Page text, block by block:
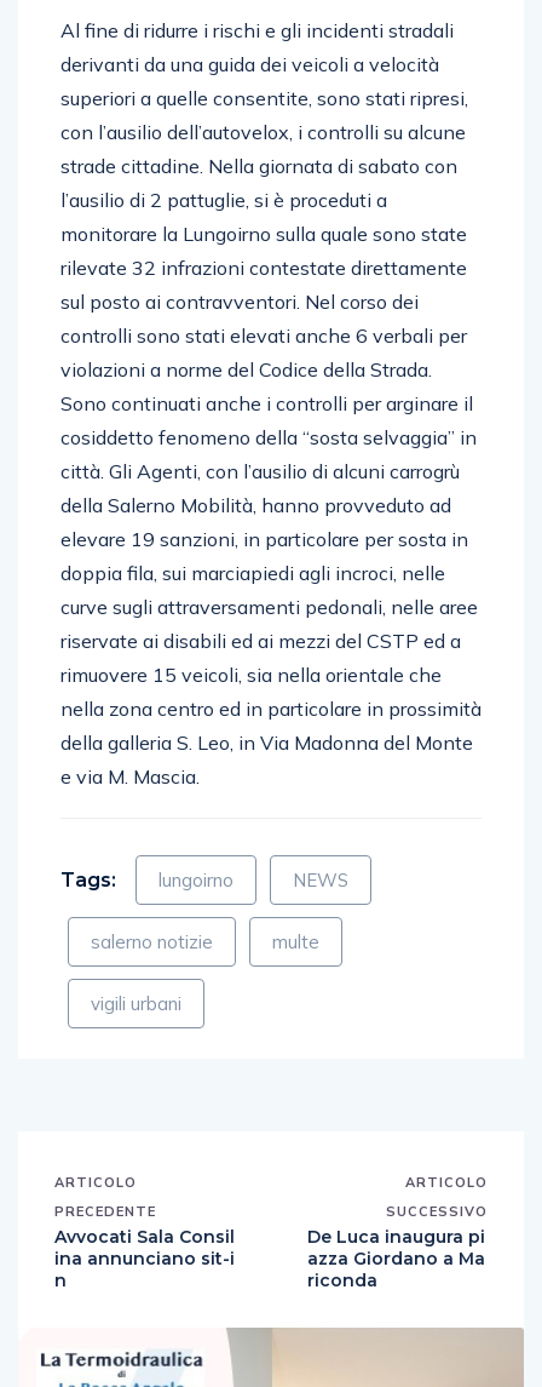
Al fine di ridurre i rischi e gli incidenti stradali
derivanti da una guida dei veicoli a velocità
superiori a quelle consentite, sono stati ripresi,
con l’ausilio dell’autovelox, i controlli su alcune
strade cittadine. Nella giornata di sabato con
l’ausilio di 2 pattuglie, si è proceduti a
monitorare la Lungoirno sulla quale sono state
rilevate 32 infrazioni contestate direttamente
sul posto ai contravventori. Nel corso dei
controlli sono stati elevati anche 6 verbali per
violazioni a norme del Codice della Strada.
Sono continuati anche i controlli per arginare il
cosiddetto fenomeno della “sosta selvaggia” in
città. Gli Agenti, con l’ausilio di alcuni carrogrù
della Salerno Mobilità, hanno provveduto ad
elevare 19 sanzioni, in particolare per sosta in
doppia fila, sui marciapiedi agli incroci, nelle
curve sugli attraversamenti pedonali, nelle aree
riservate ai disabili ed ai mezzi del CSTP ed a
rimuovere 15 veicoli, sia nella orientale che
nella zona centro ed in particolare in prossimità
della galleria S. Leo, in Via Madonna del Monte
e via M. Mascia.
Tags: lungoirno NEWS
salerno notizie multe
vigili urbani
ARTICOLO
PRECEDENTE
Avvocati Sala Consil
ina annunciano sit-i
n
ARTICOLO
SUCCESSIVO
De Luca inaugura pi
azza Giordano a Ma
riconda